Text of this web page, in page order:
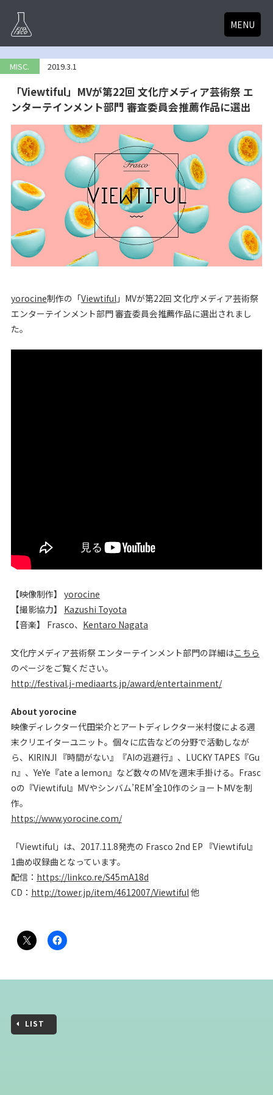
MENU
MISC. 2019.3.1
「Viewtiful」MVが第22回 文化庁メディア芸術祭 エ
ンターテインメント部門 審査委員会推薦作品に選出
yorocine制作の「Viewtiful」MVが第22回 文化庁メディア芸術祭
エンターテインメント部門 審査委員会推薦作品に選出されまし
た。
【映像制作】 yorocine
【撮影協力】 Kazushi Toyota
【音楽】 Frasco、 Kentaro Nagata
文化庁メディア芸術祭 エンターテインメント部門の詳細はこちら
のページをご覧ください。
http://festival.j-mediaarts.jp/award/entertainment/
About yorocine
映像ディレクター代田栄介とアートディレクター米村俊による週
末クリエイターユニット。個々に広告などの分野で活動しなが
ら、KIRINJI 『時間がない』『AIの逃避行』、LUCKY TAPES『Gu
n』、YeYe『ate a lemon』など数々のMVを週末手掛ける。Frasc
oの『Viewtiful』MVやシンバム’REM’全10作のショートMVを制
作。
https://www.yorocine.com/
「Viewtiful」は、2017.11.8発売の Frasco 2nd EP 『Viewtiful』
1曲め収録曲となっています。
配信： https://linkco.re/S45mA18d
CD： http://tower.jp/item/4612007/Viewtiful他
LIST